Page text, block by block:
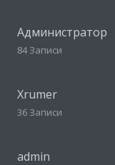
Администратор
84 Записи
Xrumer
36 Записи
admin